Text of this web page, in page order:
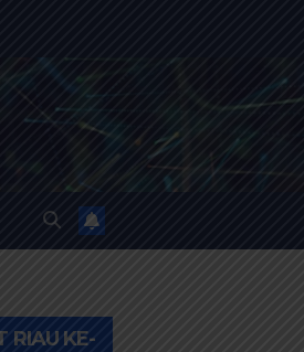
RIAU KE-